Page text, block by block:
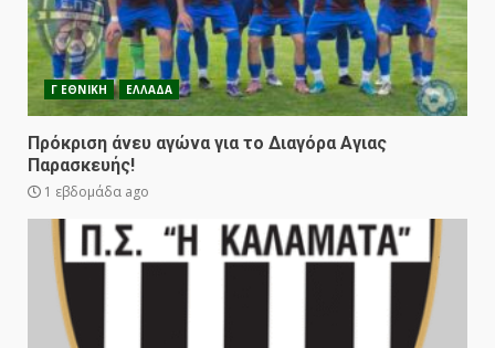
Γ ΕΘΝΙΚΗ ΕΛΛΑΔΑ
Πρόκριση άνευ αγώνα για το Διαγόρα Αγιας
Παρασκευής!
1 εβδομάδα ago